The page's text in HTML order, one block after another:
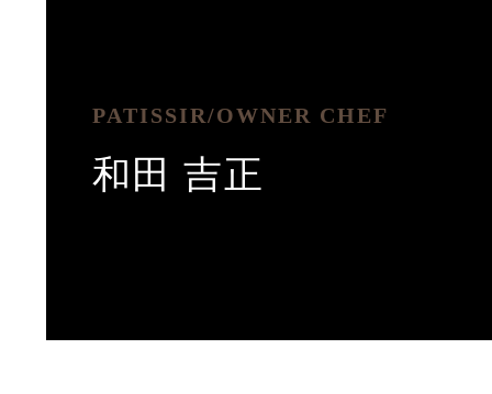
PATISSIR/OWNER CHEF
和田 吉正